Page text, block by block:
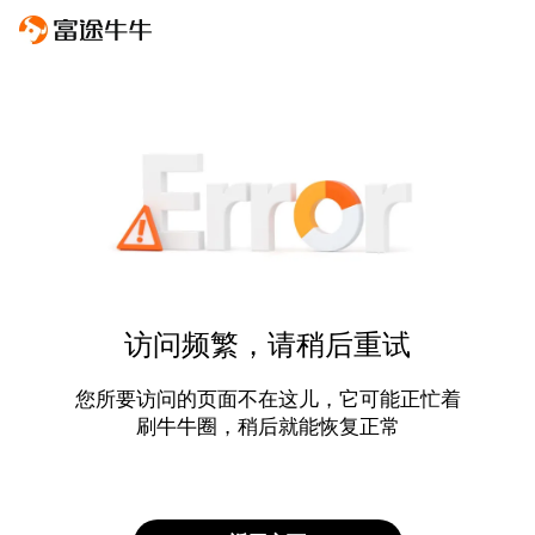
访问频繁，请稍后重试
您所要访问的页面不在这儿，它可能正忙着
刷牛牛圈，稍后就能恢复正常